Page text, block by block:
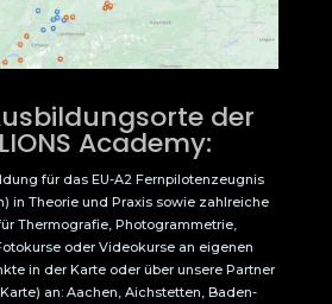
der
Academy:
für das EU-A2 Fernpilotenzeugnis
in Theorie und Praxis sowie zahlreiche
Thermografie, Photogrammetrie,
oder Videokurse an eigenen
in der Karte oder über unsere Partner
an: Aachen, Aichstetten, Baden-